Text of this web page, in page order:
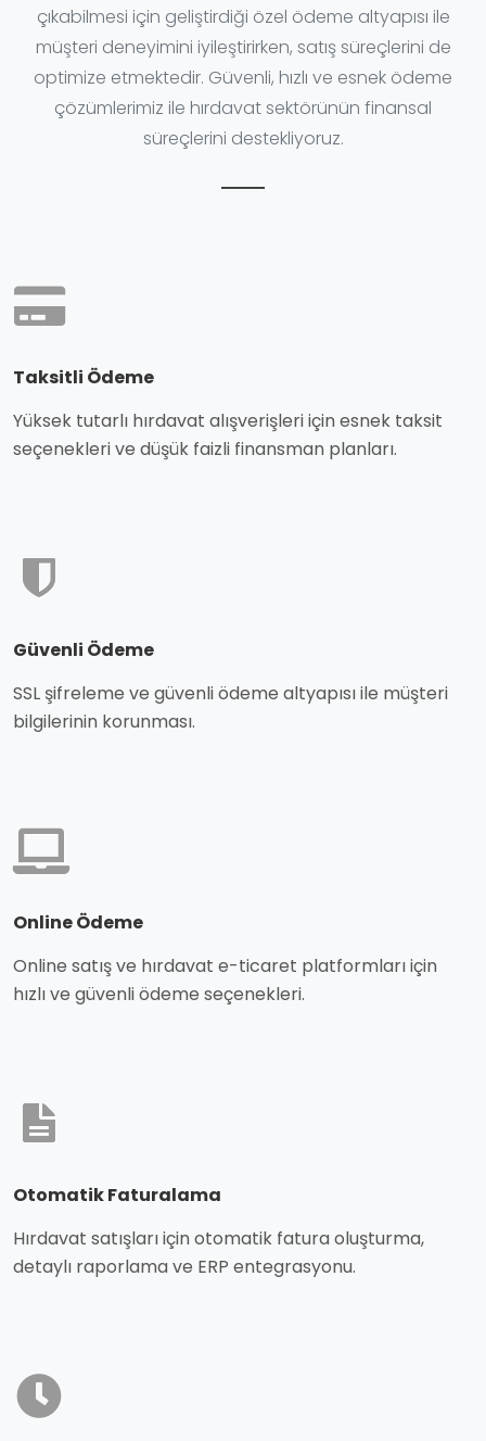
çıkabilmesi için geliştirdiği özel ödeme altyapısı ile
müşteri deneyimini iyileştirirken, satış süreçlerini de
optimize etmektedir. Güvenli, hızlı ve esnek ödeme
çözümlerimiz ile hırdavat sektörünün finansal
süreçlerini destekliyoruz.
Taksitli Ödeme
Yüksek tutarlı hırdavat alışverişleri için esnek taksit
seçenekleri ve düşük faizli finansman planları.
Güvenli Ödeme
SSL şifreleme ve güvenli ödeme altyapısı ile müşteri
bilgilerinin korunması.
Online Ödeme
Online satış ve hırdavat e-ticaret platformları için
hızlı ve güvenli ödeme seçenekleri.
Otomatik Faturalama
Hırdavat satışları için otomatik fatura oluşturma,
detaylı raporlama ve ERP entegrasyonu.